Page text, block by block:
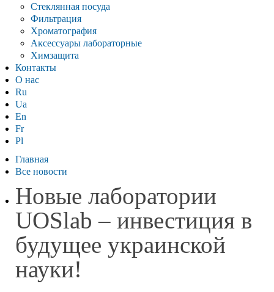
Стеклянная посуда
Фильтрация
Хроматография
Аксессуары лабораторные
Химзащита
Контакты
О нас
Ru
Ua
En
Fr
Pl
Главная
Все новости
Новые лаборатории
UOSlab – инвестиция в
будущее украинской
науки!